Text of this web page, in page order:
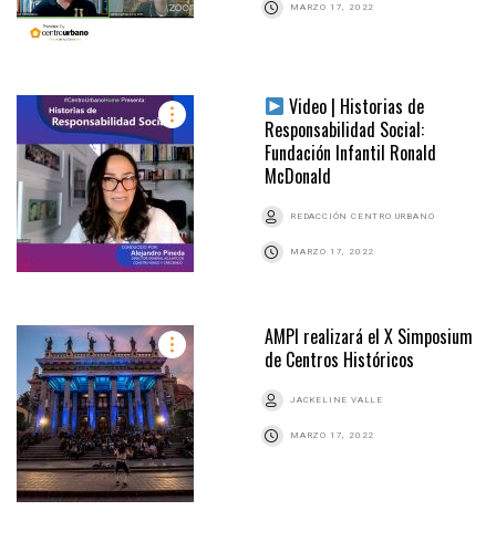
MARZO 17, 2022
Video | Historias de
Responsabilidad Social:
Fundación Infantil Ronald
McDonald
REDACCIÓN CENTRO URBANO
MARZO 17, 2022
AMPI realizará el X Simposium
de Centros Históricos
JACKELINE VALLE
MARZO 17, 2022